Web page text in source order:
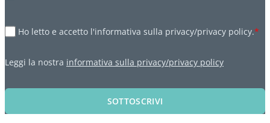
Ho letto e accetto l'informativa sulla privacy/privacy policy.*
Leggi la nostra informativa sulla privacy/privacy policy
SOTTOSCRIVI